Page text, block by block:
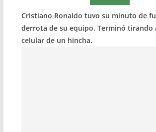
Cristiano Ronaldo tuvo su minuto de
derrota de su equipo. Terminó tirando
celular de un hincha.